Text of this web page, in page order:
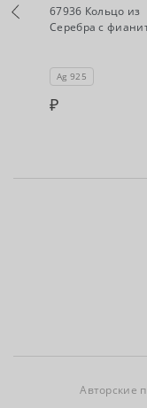
67936 Кольцо из
Серебра с
Ag 925
Авторские